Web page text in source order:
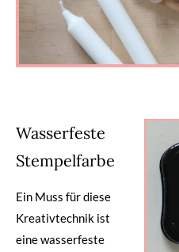
Wasserfeste
Stempelfarbe
Ein Muss für diese
Kreativtechnik ist
eine wasserfeste